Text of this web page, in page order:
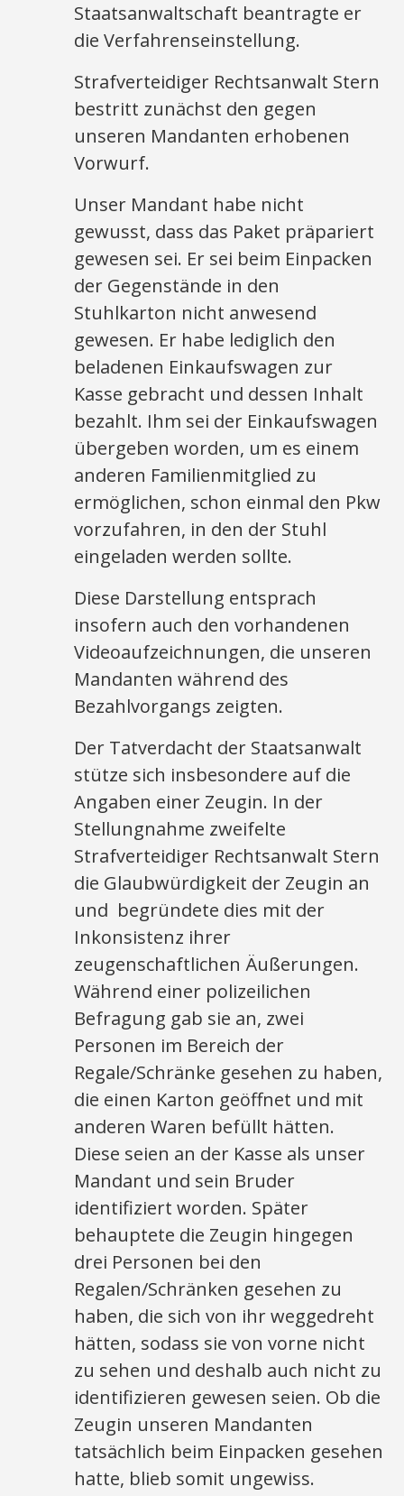
Staatsanwaltschaft beantragte er
die Verfahrenseinstellung.
Strafverteidiger Rechtsanwalt Stern
bestritt zunächst den gegen
unseren Mandanten erhobenen
Vorwurf.
Unser Mandant habe nicht
gewusst, dass das Paket präpariert
gewesen sei. Er sei beim Einpacken
der Gegenstände in den
Stuhlkarton nicht anwesend
gewesen. Er habe lediglich den
beladenen Einkaufswagen zur
Kasse gebracht und dessen Inhalt
bezahlt. Ihm sei der Einkaufswagen
übergeben worden, um es einem
anderen Familienmitglied zu
ermöglichen, schon einmal den Pkw
vorzufahren, in den der Stuhl
eingeladen werden sollte.
Diese Darstellung entsprach
insofern auch den vorhandenen
Videoaufzeichnungen, die unseren
Mandanten während des
Bezahlvorgangs zeigten.
Der Tatverdacht der Staatsanwalt
stütze sich insbesondere auf die
Angaben einer Zeugin. In der
Stellungnahme zweifelte
Strafverteidiger Rechtsanwalt Stern
die Glaubwürdigkeit der Zeugin an
und begründete dies mit der
Inkonsistenz ihrer
zeugenschaftlichen Äußerungen.
Während einer polizeilichen
Befragung gab sie an, zwei
Personen im Bereich der
Regale/Schränke gesehen zu haben,
die einen Karton geöffnet und mit
anderen Waren befüllt hätten.
Diese seien an der Kasse als unser
Mandant und sein Bruder
identifiziert worden. Später
behauptete die Zeugin hingegen
drei Personen bei den
Regalen/Schränken gesehen zu
haben, die sich von ihr weggedreht
hätten, sodass sie von vorne nicht
zu sehen und deshalb auch nicht zu
identifizieren gewesen seien. Ob die
Zeugin unseren Mandanten
tatsächlich beim Einpacken gesehen
hatte, blieb somit ungewiss.